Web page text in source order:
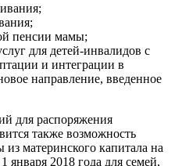
пенсии мамы;
для детей-инвалидов с
и интеграции в
направление, введенное
для распоряжения
также возможность
материнского капитала на
января 2018 года для семей,